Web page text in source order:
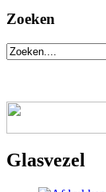
Zoeken
Glasvezel